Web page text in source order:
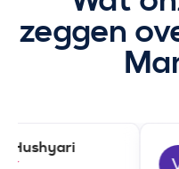
zeggen